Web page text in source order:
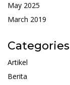
May 2025
March 2019
Categories
Artikel
Berita